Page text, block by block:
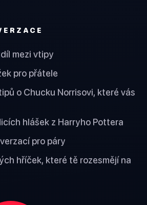
mezi vtipy
pro přátele
o Chucku Norrisovi, které vás
hlášek z Harryho Pottera
pro páry
hříček, které tě rozesmějí na